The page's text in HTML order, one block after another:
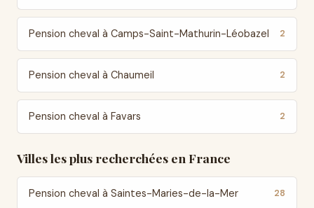
Pension cheval à Camps-Saint-Mathurin-Léobazel 2
Pension cheval à Chaumeil 2
Pension cheval à Favars 2
Villes les plus recherchées en France
Pension cheval à Saintes-Maries-de-la-Mer 28